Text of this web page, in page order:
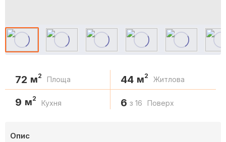
72 м2 Площа 44 м2 Житлова
9 м2
Кухня 6 з 16 Поверх
Опис